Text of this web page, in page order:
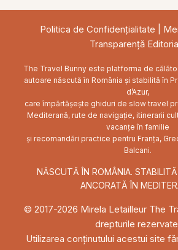
Politica de Confidențialitate
Transparență
The Travel Bunny este platforma de
autoare născută în România și stabilită în
d’Azur,
care împărtășește ghiduri de slow travel
Mediterană, rute de navigație, itinerarii
vacanțe în familie
și recomandări practice pentru Franța,
Balcani.
NĂSCUTĂ ÎN ROMÂNIA.
ANCORATĂ ÎN
© 2017-2026 Mirela Letailleur The
drepturile
Utilizarea conținutului acestui site